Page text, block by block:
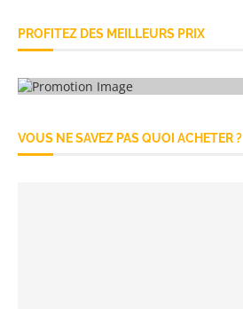
PROFITEZ DES MEILLEURS PRIX
VOUS NE SAVEZ PAS QUOI ACHETER ?